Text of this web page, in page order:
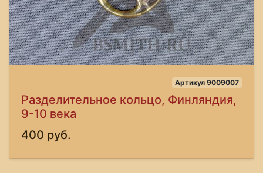
Артикул 9009007
Разделительное кольцо, Финляндия,
9-10 века
400 руб.